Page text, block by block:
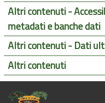
Altri contenuti -
metadati e banche dati
Altri contenuti - Dati
Altri contenuti